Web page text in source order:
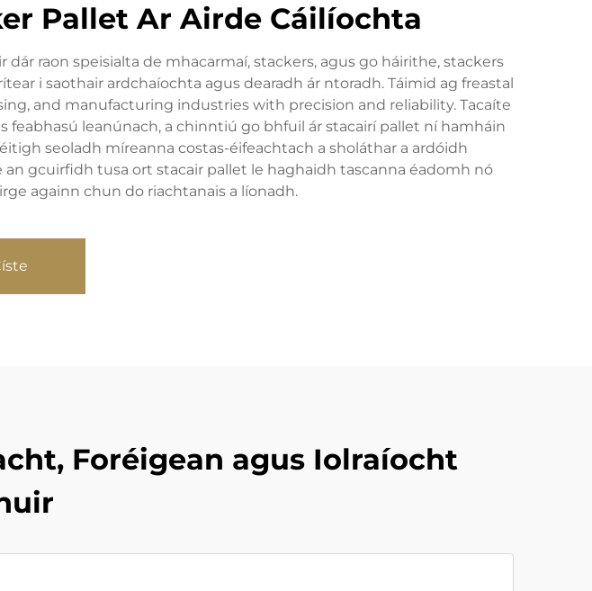
Pallet Ar Airde Cáilíochta
raon speisialta de mhacarmaí, stackers, agus go háirithe, stackers
i saothair ardchaíochta agus dearadh ár ntoradh. Táimid ag freastal
and manufacturing industries with precision and reliability. Tacaíte
leanúnach, a chinntiú go bhfuil ár stacairí pallet ní hamháin
seoladh míreanna costas-éifeachtach a sholáthar a ardóidh
gcuirfidh tusa ort stacair pallet le haghaidh tascanna éadomh nó
againn chun do riachtanais a líonadh.
Foréigean agus Iolraíocht